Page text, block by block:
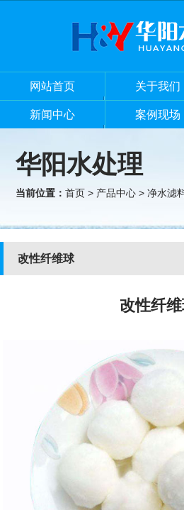
网站首页 关于我们
新闻中心 案例现场
华阳水处理
当前位置：首页 > 产品中心 >净水滤
改性纤维球
改性纤